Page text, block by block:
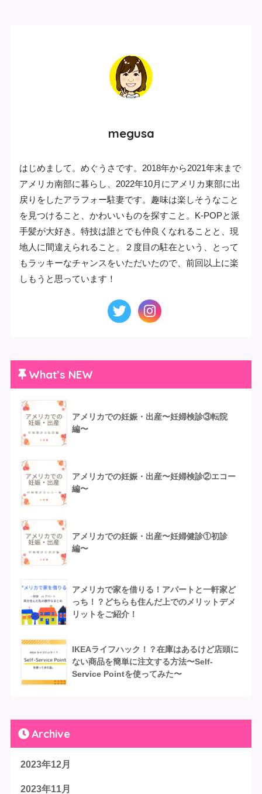
megusa
はじめまして。めぐうさです。2018年から2021年末まで
アメリカ南部に暮らし、2022年10月にアメリカ東部に出
戻りをしたアラフォー駐妻です。趣味は楽しそうなこと
を見つけること、かわいいものを探すこと。K-POPと派
手髪が大好き。特技は誰とでも仲良くなれることと、現
地人に間違えられること。２度目の駐在という、とって
もラッキーなチャンスをいただいたので、前回以上に楽
しもうと思っています！
What’s NEW
アメリカでの妊娠・出産〜妊婦検診③転院
編〜
アメリカでの妊娠・出産〜妊婦検診②エコー
編〜
アメリカでの妊娠・出産〜妊婦健診①初診
編〜
アメリカで家を借りる！アパートと一軒家ど
っち！？どちらも住んだ上でのメリットデメ
リットをご紹介！
IKEAライフハック！？在庫はあるけど店頭に
ない商品を簡単に注文する方法〜Self-
Service Pointを使ってみた〜
Archive
2023年12月
2023年11月